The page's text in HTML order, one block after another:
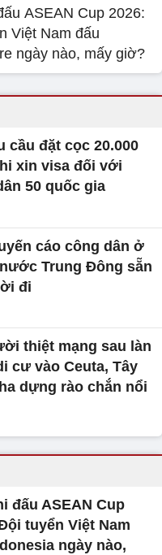
ASEAN Cup 2026:
Việt Nam đấu
ngày nào, mấy giờ?
cầu đặt cọc 20.000
xin visa đối với
50 quốc gia
cáo công dân ở
Trung Đông sẵn
đi
thiệt mạng sau làn
cư vào Ceuta, Tây
dựng rào chắn nổi
đấu ASEAN Cup
tuyển Việt Nam
ngày nào,